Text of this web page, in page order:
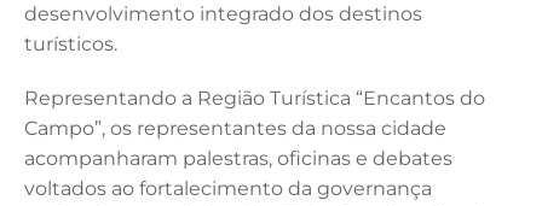
desenvolvimento integrado dos destinos
turísticos.
Representando a Região Turística “Encantos do
Campo”, os representantes da nossa cidade
acompanharam palestras, oficinas e debates
voltados ao fortalecimento da governança